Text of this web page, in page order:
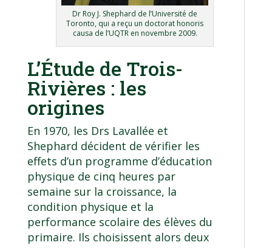
Dr Roy J. Shephard de l’Université de
Toronto, qui a reçu un doctorat honoris
causa de l’UQTR en novembre 2009.
L’Étude de Trois-
Rivières : les
origines
En 1970, les Drs Lavallée et
Shephard décident de vérifier les
effets d’un programme d’éducation
physique de cinq heures par
semaine sur la croissance, la
condition physique et la
performance scolaire des élèves du
primaire. Ils choisissent alors deux